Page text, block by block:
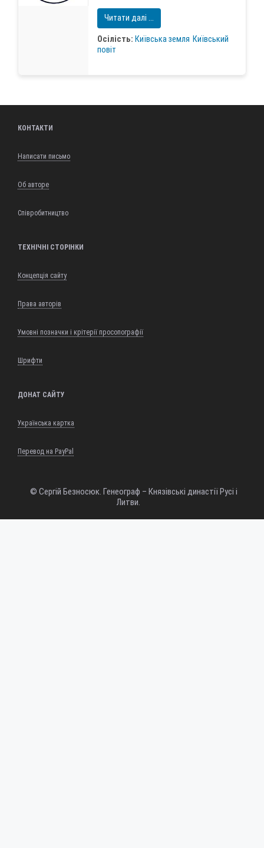
Читати далі ...
Осілість: Київська земля Київський
повіт
КОНТАКТИ
Написати письмо
Об авторе
Співробитництво
ТЕХНІЧНІ СТОРІНКИ
Концепція сайту
Права авторів
Умовні позначки і крітерії просопографії
Шрифти
ДОНАТ САЙТУ
Українська картка
Перевод на PayPal
© Сергій Безносюк. Генеограф – Князівські династії Русі і
Литви.